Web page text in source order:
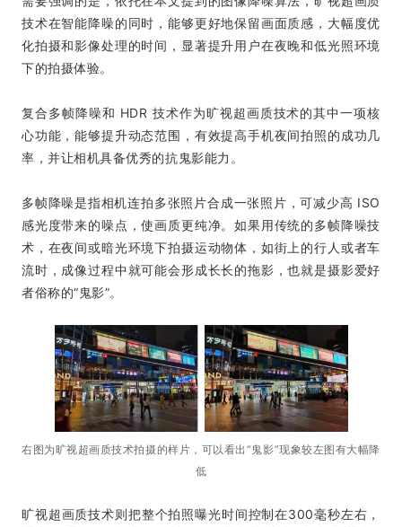
技术在智能降噪的同时，能够更好地保留画面质感，大幅度优
化拍摄和影像处理的时间，显著提升用户在夜晚和低光照环境
下的拍摄体验。
复合多帧降噪和 HDR 技术作为旷视超画质技术的其中一项核
心功能，能够提升动态范围，有效提高手机夜间拍照的成功几
率，并让相机具备优秀的抗鬼影能力。
多帧降噪是指相机连拍多张照片合成一张照片，可减少高 ISO
感光度带来的噪点，使画质更纯净。如果用传统的多帧降噪技
术，在夜间或暗光环境下拍摄运动物体，如街上的行人或者车
流时，成像过程中就可能会形成长长的拖影，也就是摄影爱好
者俗称的“鬼影”。
右图为旷视超画质技术拍摄的样片，可以看出“鬼影”现象较左图有大幅降
低
旷视超画质技术则把整个拍照曝光时间控制在300毫秒左右，